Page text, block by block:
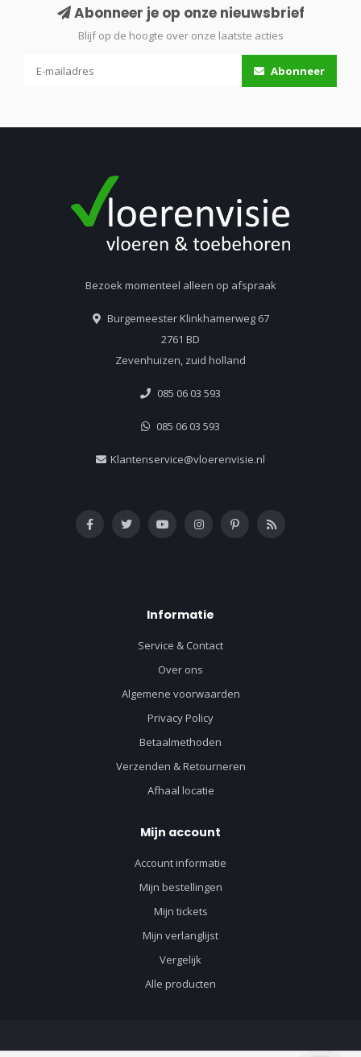
Abonneer je op onze nieuwsbrief
Blijf op de hoogte over onze laatste acties
Abonneer
Bezoek momenteel alleen op afspraak
Burgemeester Klinkhamerweg 67
2761 BD
Zevenhuizen, zuid holland
085 06 03 593
085 06 03 593
Klantenservice@vloerenvisie.nl
Informatie
Service & Contact
Over ons
Algemene voorwaarden
Privacy Policy
Betaalmethoden
Verzenden & Retourneren
Afhaal locatie
Mijn account
Account informatie
Mijn bestellingen
Mijn tickets
Mijn verlanglijst
Vergelijk
Alle producten